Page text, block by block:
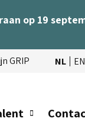
19
GRIP NL EN